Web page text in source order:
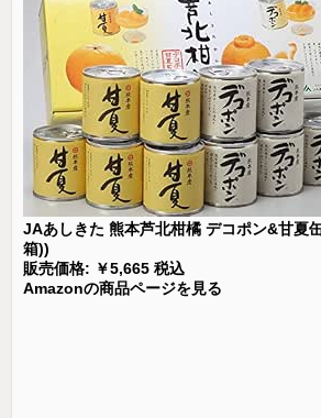
JAあしきた 熊本芦北柑橘 デコポン&甘夏
箱))
販売価格: ￥5,665 税込
Amazonの商品ページを見る